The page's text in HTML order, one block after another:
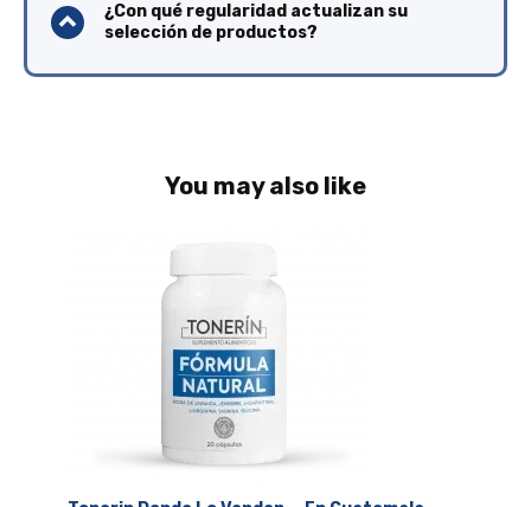
¿Con qué regularidad actualizan su
selección de productos?
You may also like